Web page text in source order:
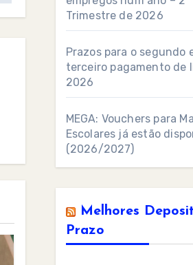
Trimestre de 2026
Prazos para o segundo
terceiro pagamento de
2026
MEGA: Vouchers para
Escolares já estão
(2026/2027)
Melhores
Prazo